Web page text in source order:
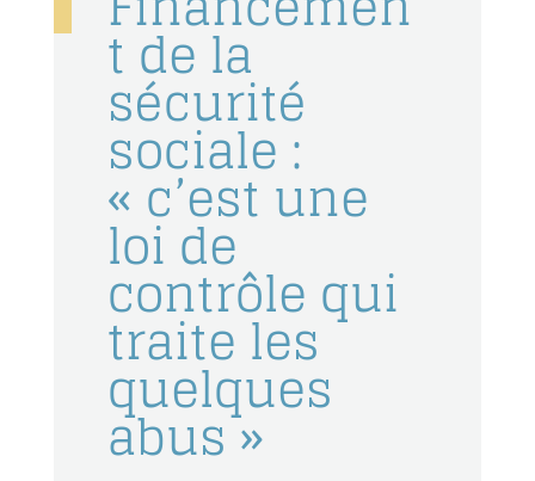
t de la
sécurité
sociale :
« c’est une
loi de
contrôle qui
traite les
quelques
abus »